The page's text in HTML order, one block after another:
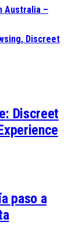
Australia –
Discreet
Discreet
paso a